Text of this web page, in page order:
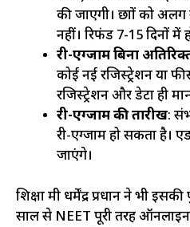
की जाएगी। छात्रों को
नहीं। रिफंड 7-15 दिनों में
री-एग्जाम बिना
कोई नई रजिस्ट्रेशन या
रजिस्ट्रेशन और डेटा ही
री-एग्जाम की तारीख:
री-एग्जाम हो सकता है।
जाएंगे।
शिक्षा मंत्री धर्मेंद्र प्रधान ने भी
साल से NEET पूरी तरह